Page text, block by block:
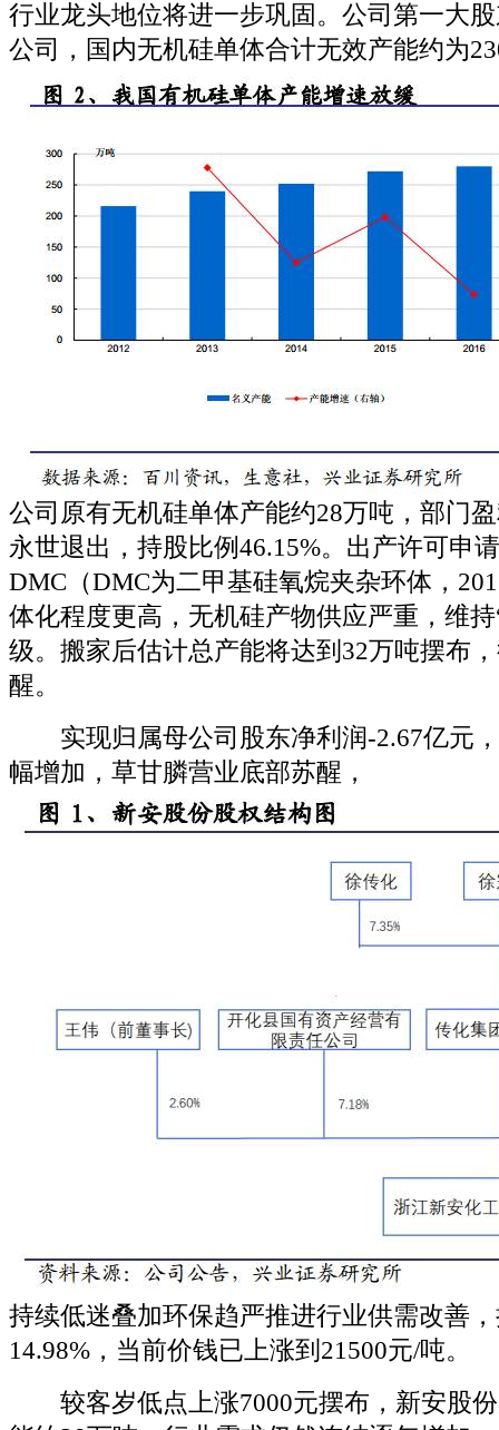
行业龙头地位将进一步巩固。公司第一大
公司，国内无机硅单体合计无效产能约为
公司原有无机硅单体产能约28万吨，部门
永世退出，持股比例46.15%。出产许可申
DMC（DMC为二甲基硅氧烷夹杂环体，
体化程度更高，无机硅产物供应严重，维
级。搬家后估计总产能将达到32万吨摆布
醒。
实现归属母公司股东净利润-2.67亿元
幅增加，草甘膦营业底部苏醒，
持续低迷叠加环保趋严推进行业供需改善
14.98%，当前价钱已上涨到21500元/吨。
较客岁低点上涨7000元摆布，新安股份